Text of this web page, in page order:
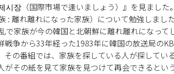
시장（国際市場で逢いましょう）』を見まし
: 離れ離れになった家族）について勉強しました
で家族が今の韓国と北朝鮮に離れ離れになって
戦争から33年経った1983年に韓国の放送局の
その番組では、家族を探している人が探してい
その紙を見て家族を見つけて再会できるとい